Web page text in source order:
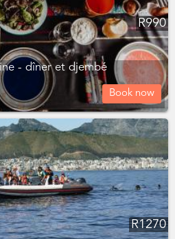
R990
- dîner et djembé
Book now
R1270